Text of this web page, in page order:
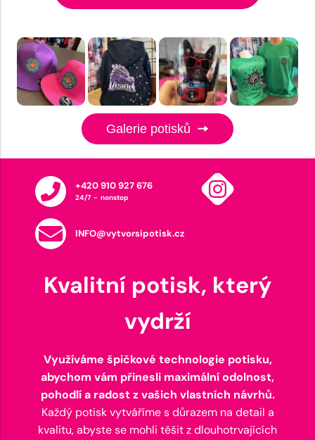
Galerie potisků
+420 910 927 676
24/7 - nonstop
INFO@vytvorsipotisk.cz
Kvalitní potisk, který
vydrží
Využíváme špičkové technologie potisku,
abychom vám přinesli maximální odolnost,
pohodlí a radost z vašich vlastních návrhů.
Každý potisk vytváříme s důrazem na detail a
kvalitu, abyste se mohli těšit z dlouhotrvajících